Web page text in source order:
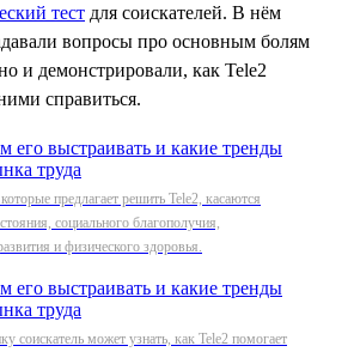
тест для соискателей. В нём
вопросы про основным болям
и демонстрировали, как Tele2
справиться.
предлагает решить Tele2, касаются
социального благополучия,
и физического здоровья.
соискатель может узнать, как Tele2 помогает